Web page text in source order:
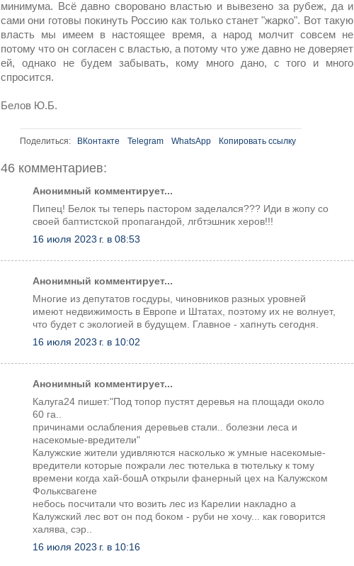
минимума. Всё давно своровано властью и вывезено за рубеж, да и
сами они готовы покинуть Россию как только станет "жарко". Вот такую
власть мы имеем в настоящее время, а народ молчит совсем не
потому что он согласен с властью, а потому что уже давно не доверяет
ей, однако не будем забывать, кому много дано, с того и много
спросится.
Белов Ю.Б.
Поделиться: ВКонтакте Telegram WhatsApp Копировать ссылку
46 комментариев:
Анонимный комментирует...
Пипец! Белок ты теперь пастором заделался??? Иди в жопу со
своей баптистской пропагандой, лгбтэшник херов!!!
16 июля 2023 г. в 08:53
Анонимный комментирует...
Многие из депутатов госдуры, чиновников разных уровней
имеют недвижимость в Европе и Штатах, поэтому их не волнует,
что будет с экологией в будущем. Главное - хапнуть сегодня.
16 июля 2023 г. в 10:02
Анонимный комментирует...
Калуга24 пишет:"Под топор пустят деревья на площади около
60 га..
причинами ослабления деревьев стали.. болезни леса и
насекомые-вредители"
Калужские жители удивляются насколько ж умные насекомые-
вредители которые пожрали лес тютелька в тютельку к тому
времени когда хай-бошА открыли фанерный цех на Калужском
Фольксвагене
небось посчитали что возить лес из Карелии накладно а
Калужский лес вот он под боком - руби не хочу... как говорится
халява, сэр..
16 июля 2023 г. в 10:16